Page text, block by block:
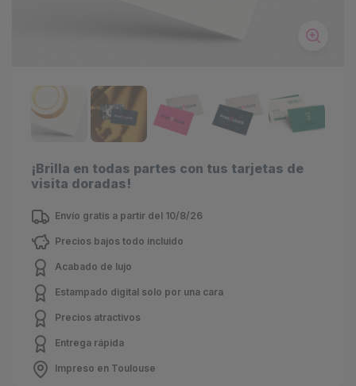
¡Brilla en todas partes con tus tarjetas de
visita doradas!
Envío gratis a partir del 10/8/26
Precios bajos todo incluido
Acabado de lujo
Estampado digital solo por una cara
Precios atractivos
Entrega rápida
Impreso en Toulouse